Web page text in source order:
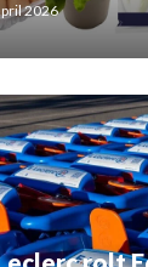
2026